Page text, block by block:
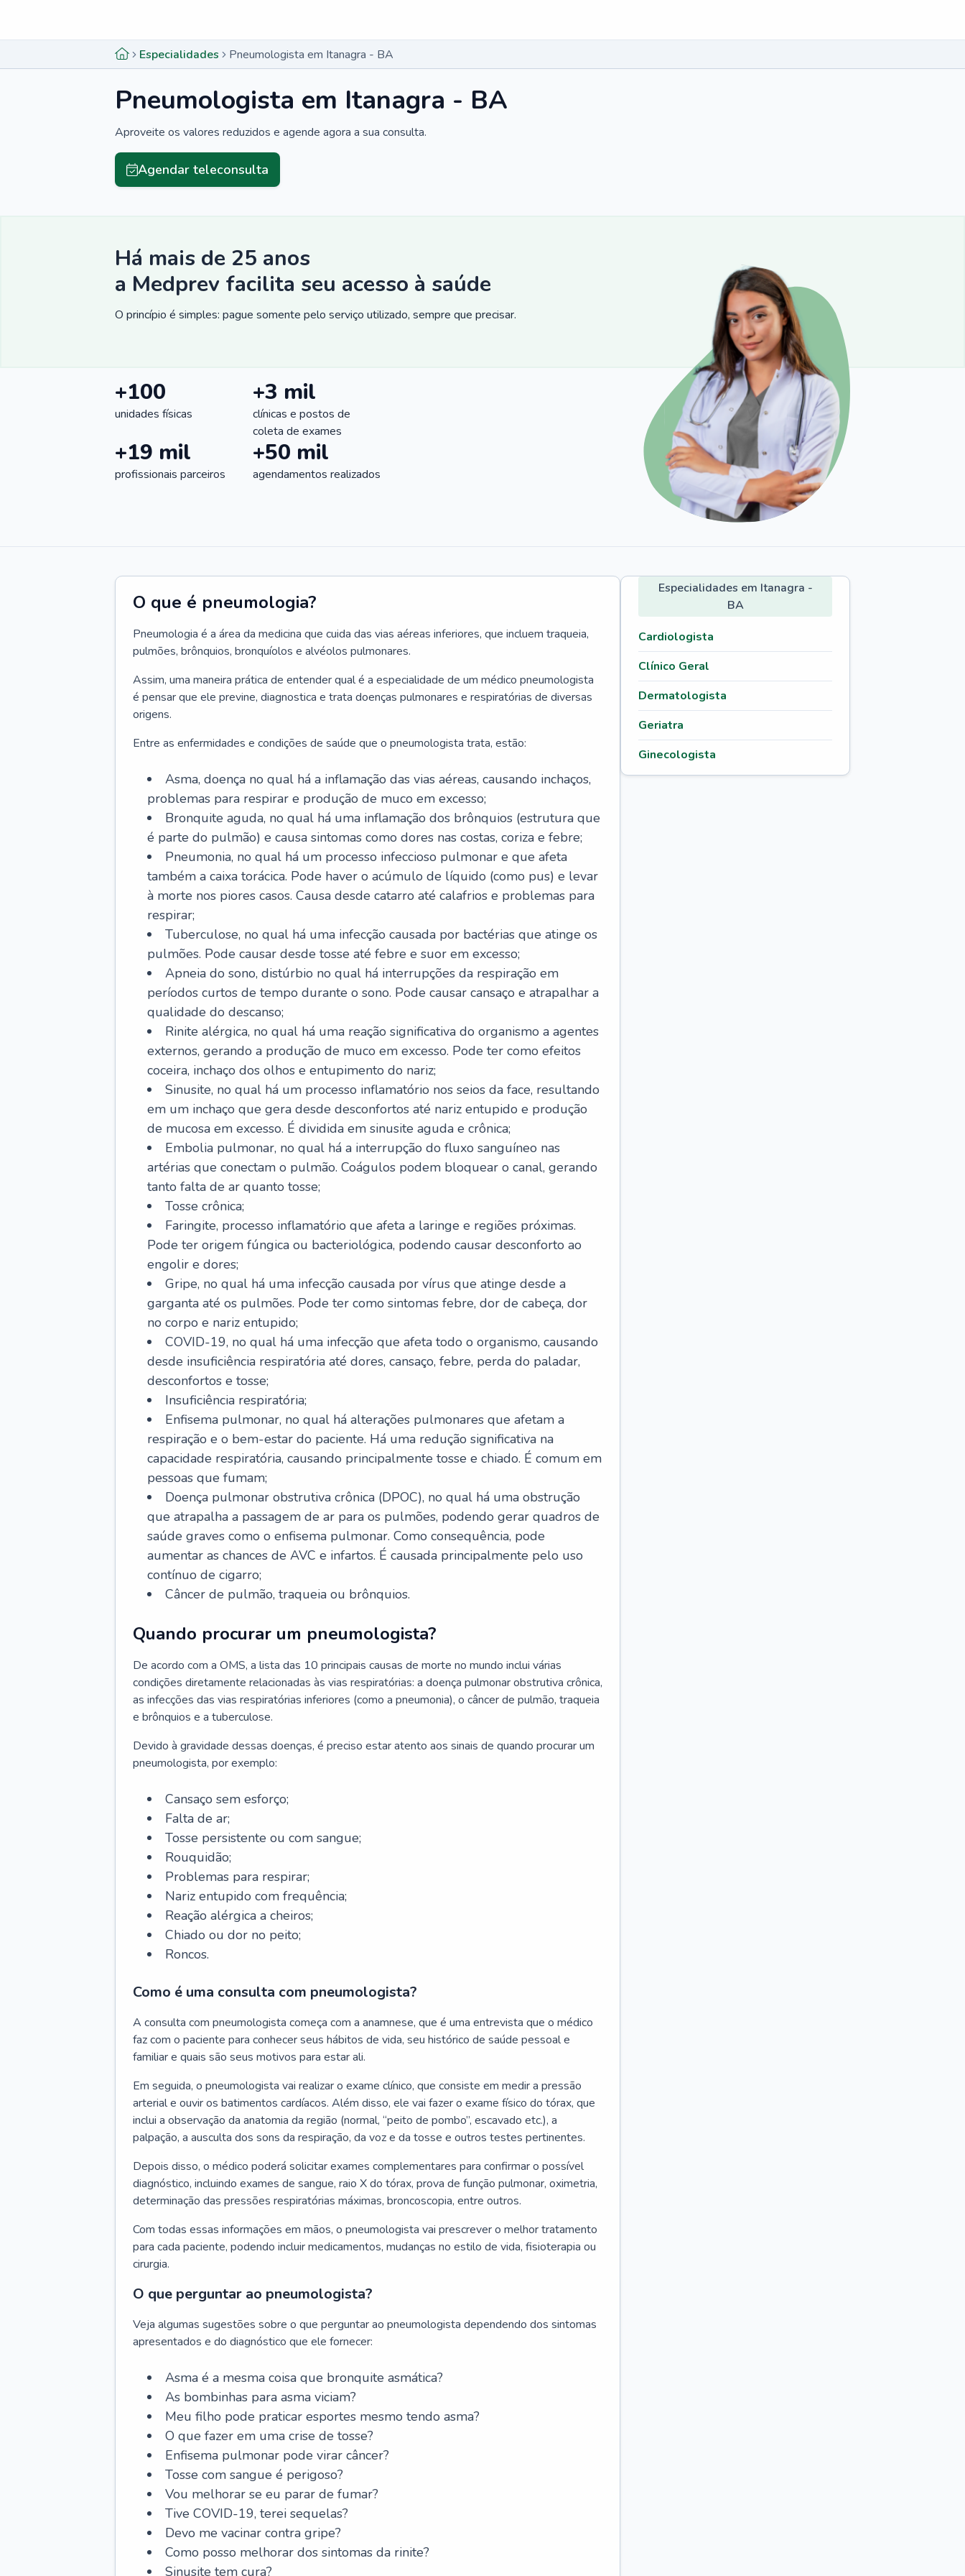
Especialidades Pneumologista em Itanagra - BA
Pneumologista em Itanagra - BA
Aproveite os valores reduzidos e agende agora a sua consulta.
Agendar teleconsulta
Há mais de 25 anos
a Medprev facilita seu acesso à saúde
O princípio é simples: pague somente pelo serviço utilizado, sempre que precisar.
+100
unidades físicas
+3 mil
clínicas e postos de
coleta de exames
+19 mil
profissionais parceiros
+50 mil
agendamentos realizados
O que é pneumologia?
Pneumologia é a área da medicina que cuida das vias aéreas inferiores, que incluem traqueia,
pulmões, brônquios, bronquíolos e alvéolos pulmonares.
Assim, uma maneira prática de entender qual é a especialidade de um médico pneumologista
é pensar que ele previne, diagnostica e trata doenças pulmonares e respiratórias de diversas
origens.
Entre as enfermidades e condições de saúde que o pneumologista trata, estão:
Asma, doença no qual há a inflamação das vias aéreas, causando inchaços,
problemas para respirar e produção de muco em excesso;
Bronquite aguda, no qual há uma inflamação dos brônquios (estrutura que
é parte do pulmão) e causa sintomas como dores nas costas, coriza e febre;
Pneumonia, no qual há um processo infeccioso pulmonar e que afeta
também a caixa torácica. Pode haver o acúmulo de líquido (como pus) e levar
à morte nos piores casos. Causa desde catarro até calafrios e problemas para
respirar;
Tuberculose, no qual há uma infecção causada por bactérias que atinge os
pulmões. Pode causar desde tosse até febre e suor em excesso;
Apneia do sono, distúrbio no qual há interrupções da respiração em
períodos curtos de tempo durante o sono. Pode causar cansaço e atrapalhar a
qualidade do descanso;
Rinite alérgica, no qual há uma reação significativa do organismo a agentes
externos, gerando a produção de muco em excesso. Pode ter como efeitos
coceira, inchaço dos olhos e entupimento do nariz;
Sinusite, no qual há um processo inflamatório nos seios da face, resultando
em um inchaço que gera desde desconfortos até nariz entupido e produção
de mucosa em excesso. É dividida em sinusite aguda e crônica;
Embolia pulmonar, no qual há a interrupção do fluxo sanguíneo nas
artérias que conectam o pulmão. Coágulos podem bloquear o canal, gerando
tanto falta de ar quanto tosse;
Tosse crônica;
Faringite, processo inflamatório que afeta a laringe e regiões próximas.
Pode ter origem fúngica ou bacteriológica, podendo causar desconforto ao
engolir e dores;
Gripe, no qual há uma infecção causada por vírus que atinge desde a
garganta até os pulmões. Pode ter como sintomas febre, dor de cabeça, dor
no corpo e nariz entupido;
COVID-19, no qual há uma infecção que afeta todo o organismo, causando
desde insuficiência respiratória até dores, cansaço, febre, perda do paladar,
desconfortos e tosse;
Insuficiência respiratória;
Enfisema pulmonar, no qual há alterações pulmonares que afetam a
respiração e o bem-estar do paciente. Há uma redução significativa na
capacidade respiratória, causando principalmente tosse e chiado. É comum em
pessoas que fumam;
Doença pulmonar obstrutiva crônica (DPOC), no qual há uma obstrução
que atrapalha a passagem de ar para os pulmões, podendo gerar quadros de
saúde graves como o enfisema pulmonar. Como consequência, pode
aumentar as chances de AVC e infartos. É causada principalmente pelo uso
contínuo de cigarro;
Câncer de pulmão, traqueia ou brônquios.
Quando procurar um pneumologista?
De acordo com a OMS, a lista das 10 principais causas de morte no mundo inclui várias
condições diretamente relacionadas às vias respiratórias: a doença pulmonar obstrutiva crônica,
as infecções das vias respiratórias inferiores (como a pneumonia), o câncer de pulmão, traqueia
e brônquios e a tuberculose.
Devido à gravidade dessas doenças, é preciso estar atento aos sinais de quando procurar um
pneumologista, por exemplo:
Cansaço sem esforço;
Falta de ar;
Tosse persistente ou com sangue;
Rouquidão;
Problemas para respirar;
Nariz entupido com frequência;
Reação alérgica a cheiros;
Chiado ou dor no peito;
Roncos.
Como é uma consulta com pneumologista?
A consulta com pneumologista começa com a anamnese, que é uma entrevista que o médico
faz com o paciente para conhecer seus hábitos de vida, seu histórico de saúde pessoal e
familiar e quais são seus motivos para estar ali.
Em seguida, o pneumologista vai realizar o exame clínico, que consiste em medir a pressão
arterial e ouvir os batimentos cardíacos. Além disso, ele vai fazer o exame físico do tórax, que
inclui a observação da anatomia da região (normal, “peito de pombo”, escavado etc.), a
palpação, a ausculta dos sons da respiração, da voz e da tosse e outros testes pertinentes.
Depois disso, o médico poderá solicitar exames complementares para confirmar o possível
diagnóstico, incluindo exames de sangue, raio X do tórax, prova de função pulmonar, oximetria,
determinação das pressões respiratórias máximas, broncoscopia, entre outros.
Com todas essas informações em mãos, o pneumologista vai prescrever o melhor tratamento
para cada paciente, podendo incluir medicamentos, mudanças no estilo de vida, fisioterapia ou
cirurgia.
O que perguntar ao pneumologista?
Veja algumas sugestões sobre o que perguntar ao pneumologista dependendo dos sintomas
apresentados e do diagnóstico que ele fornecer:
Asma é a mesma coisa que bronquite asmática?
As bombinhas para asma viciam?
Meu filho pode praticar esportes mesmo tendo asma?
O que fazer em uma crise de tosse?
Enfisema pulmonar pode virar câncer?
Tosse com sangue é perigoso?
Vou melhorar se eu parar de fumar?
Tive COVID-19, terei sequelas?
Devo me vacinar contra gripe?
Como posso melhorar dos sintomas da rinite?
Sinusite tem cura?
Especialidades em Itanagra -
BA
Cardiologista
Clínico Geral
Dermatologista
Geriatra
Ginecologista